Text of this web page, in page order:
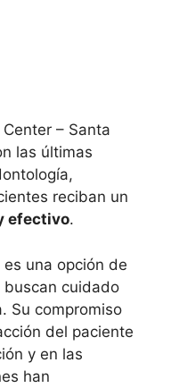
– Santa
las últimas
reciban un
efectivo.
una opción de
buscan cuidado
Su compromiso
del paciente
y en las
han